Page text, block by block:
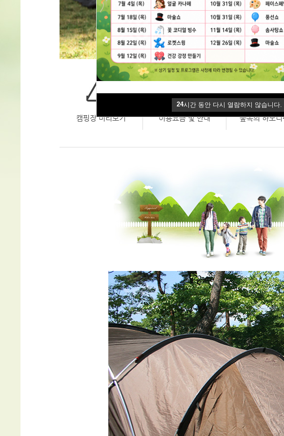
24시간 동안 다시 열람하지 않습니다.
캠핑장 미리보기 이용요금 및 안내 숲속의 하모